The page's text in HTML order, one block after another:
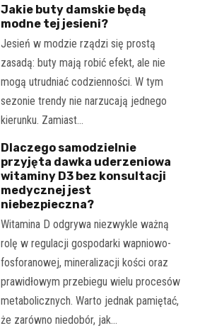
Jakie buty damskie będą
modne tej jesieni?
Jesień w modzie rządzi się prostą
zasadą: buty mają robić efekt, ale nie
mogą utrudniać codzienności. W tym
sezonie trendy nie narzucają jednego
kierunku. Zamiast…
Dlaczego samodzielnie
przyjęta dawka uderzeniowa
witaminy D3 bez konsultacji
medycznej jest
niebezpieczna?
Witamina D odgrywa niezwykle ważną
rolę w regulacji gospodarki wapniowo-
fosforanowej, mineralizacji kości oraz
prawidłowym przebiegu wielu procesów
metabolicznych. Warto jednak pamiętać,
że zarówno niedobór, jak…